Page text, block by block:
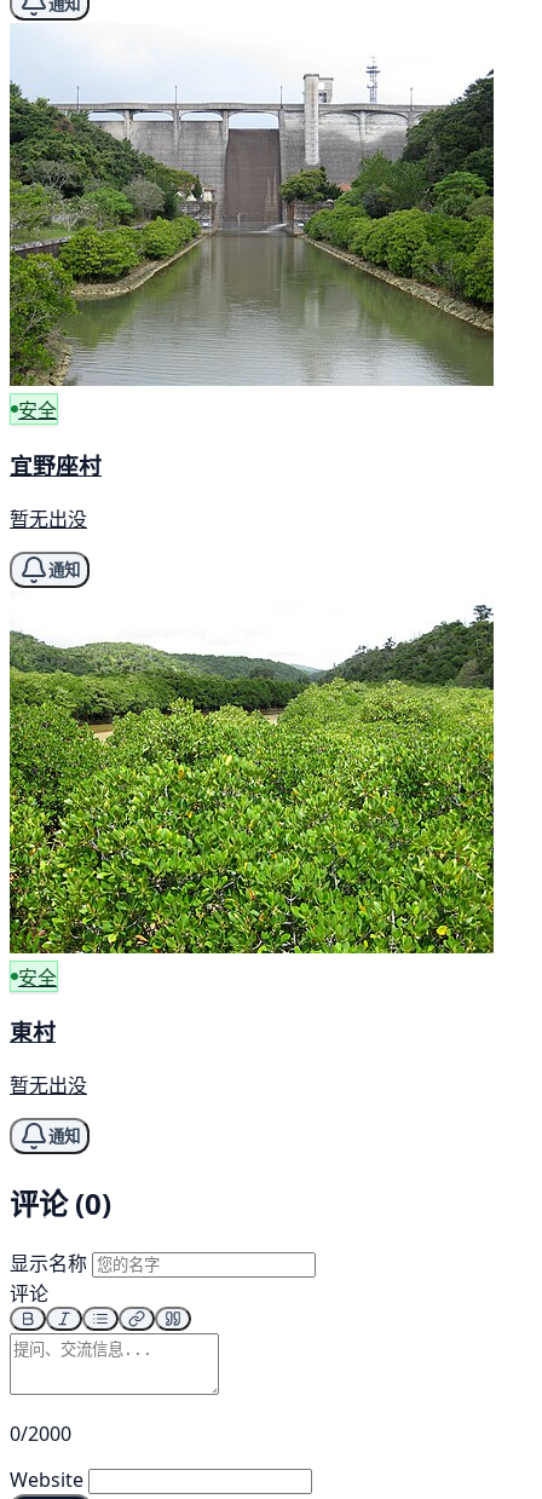
通知
安全
宜野座村
暂无出没
通知
安全
東村
暂无出没
通知
评论 (0)
显示名称
评论
0/2000
Website